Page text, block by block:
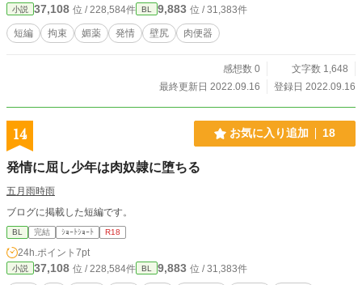
小説 37,108 位 / 228,584件 BL 9,883 位 / 31,383件
短編 拘束 媚薬 発情 壁尻 肉便器
感想数 0
文字数 1,648
最終更新日 2022.09.16
登録日 2022.09.16
14 お気に入り追加 18
発情に屈し少年は肉奴隷に堕ちる
五月雨時雨
ブログに掲載した短編です。
BL 完結 ｼｮｰﾄｼｮｰﾄ R18
24h.ポイント 7pt
小説 37,108 位 / 228,584件 BL 9,883 位 / 31,383件